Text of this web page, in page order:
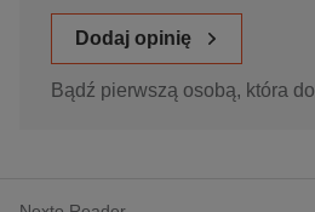
Dodaj opinię
Bądź pierwszą osobą, która